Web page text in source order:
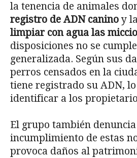
la tenencia de animales
registro de ADN caninoy
limpiar con agua las
disposiciones no se
generalizada. Según sus
perros censados en la
tiene registrado su ADN,
identificar a los
El grupo también
incumplimiento de estas
provoca daños al